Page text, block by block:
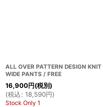
ALL OVER PATTERN DESIGN KNIT
WIDE PANTS / FREE
16,900円(税別)
(税込: 18,590円)
Stock Only 1